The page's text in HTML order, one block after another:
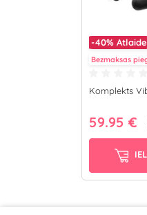
-40% Atlaide
Bezmaksas
Komplekts
59.95 €